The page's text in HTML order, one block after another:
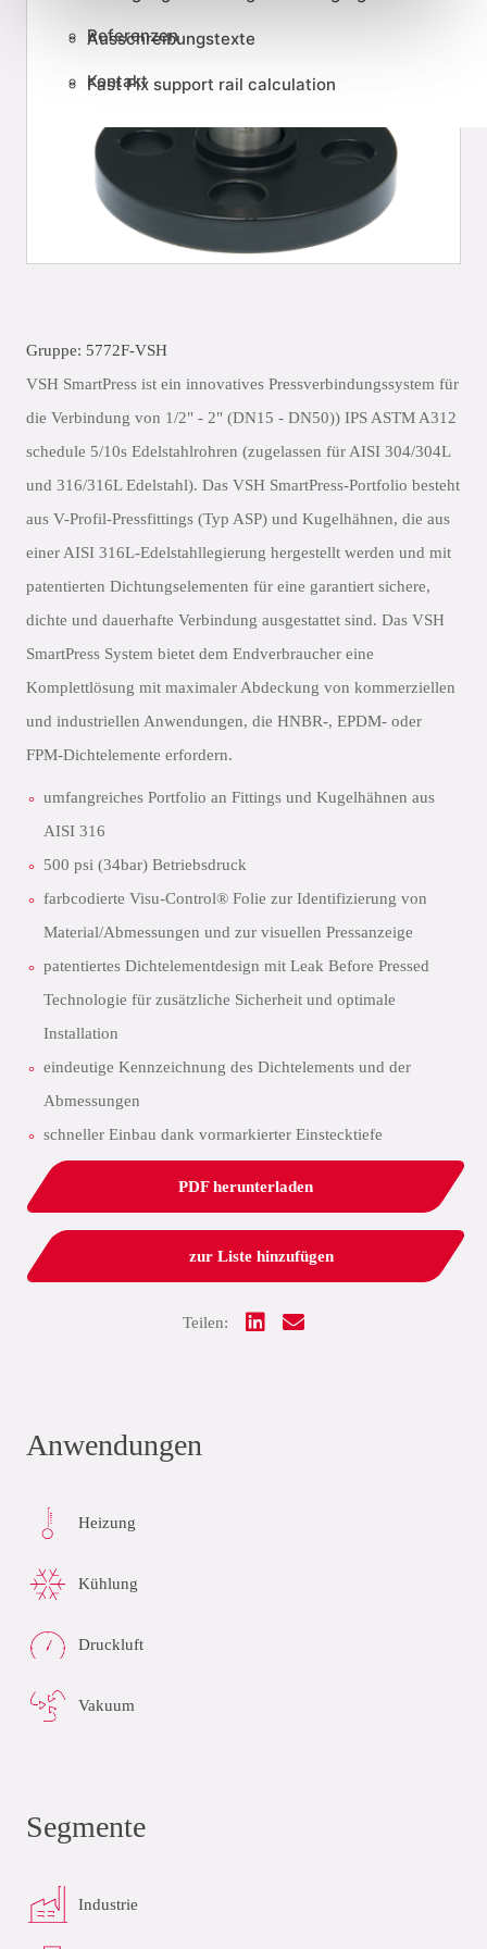
Ausschreibungstexte
Fast Fix support rail calculation
Referenzen
Kontakt
Gruppe: 5772F-VSH
VSH SmartPress ist ein innovatives Pressverbindungssystem für
die Verbindung von 1/2" - 2" (DN15 - DN50)) IPS ASTM A312
schedule 5/10s Edelstahlrohren (zugelassen für AISI 304/304L
und 316/316L Edelstahl). Das VSH SmartPress-Portfolio besteht
aus V-Profil-Pressfittings (Typ ASP) und Kugelhähnen, die aus
einer AISI 316L-Edelstahllegierung hergestellt werden und mit
patentierten Dichtungselementen für eine garantiert sichere,
dichte und dauerhafte Verbindung ausgestattet sind. Das VSH
SmartPress System bietet dem Endverbraucher eine
Komplettlösung mit maximaler Abdeckung von kommerziellen
und industriellen Anwendungen, die HNBR-, EPDM- oder
FPM-Dichtelemente erfordern.
umfangreiches Portfolio an Fittings und Kugelhähnen aus
AISI 316
500 psi (34bar) Betriebsdruck
farbcodierte Visu-Control® Folie zur Identifizierung von
Material/Abmessungen und zur visuellen Pressanzeige
patentiertes Dichtelementdesign mit Leak Before Pressed
Technologie für zusätzliche Sicherheit und optimale
Installation
eindeutige Kennzeichnung des Dichtelements und der
Abmessungen
schneller Einbau dank vormarkierter Einstecktiefe
PDF herunterladen
zur Liste hinzufügen
Teilen:
Anwendungen
Heizung
Kühlung
Druckluft
Vakuum
Segmente
Industrie